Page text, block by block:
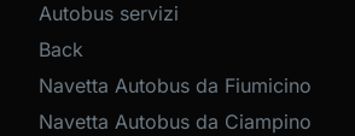
Autobus servizi
Back
Navetta Autobus da Fiumicino
Navetta Autobus da Ciampino